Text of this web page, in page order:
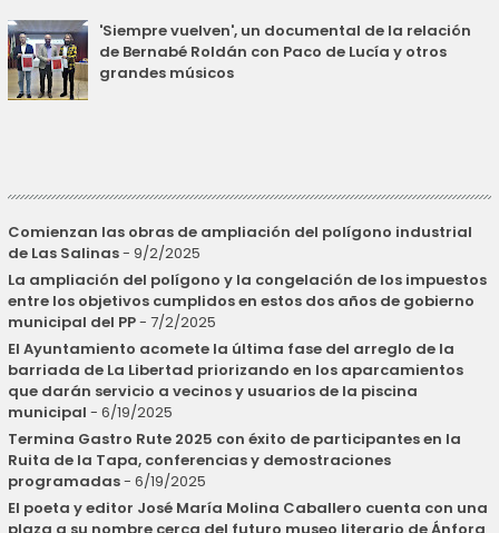
'Siempre vuelven', un documental de la relación
de Bernabé Roldán con Paco de Lucía y otros
grandes músicos
Comienzan las obras de ampliación del polígono industrial
de Las Salinas- 9/2/2025
La ampliación del polígono y la congelación de los impuestos
entre los objetivos cumplidos en estos dos años de gobierno
municipal del PP- 7/2/2025
El Ayuntamiento acomete la última fase del arreglo de la
barriada de La Libertad priorizando en los aparcamientos
que darán servicio a vecinos y usuarios de la piscina
municipal - 6/19/2025
Termina Gastro Rute 2025 con éxito de participantes en la
Ruita de la Tapa, conferencias y demostraciones
programadas- 6/19/2025
El poeta y editor José María Molina Caballero cuenta con una